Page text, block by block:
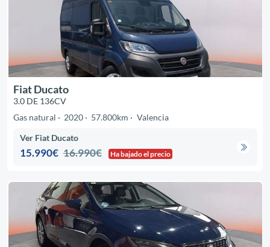
Fiat Ducato
3.0 DE 136CV
Gas natural
2020 57.800km Valencia
Ver Fiat Ducato
15.990€ 16.990€ Ha bajado el precio